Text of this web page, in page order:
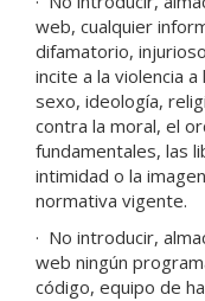
web, cualquier
difamatorio,
incite a la violencia
sexo, ideología,
contra la moral, el
fundamentales, las
intimidad o la
normativa vigente.
· No introducir,
web ningún
código, equipo de